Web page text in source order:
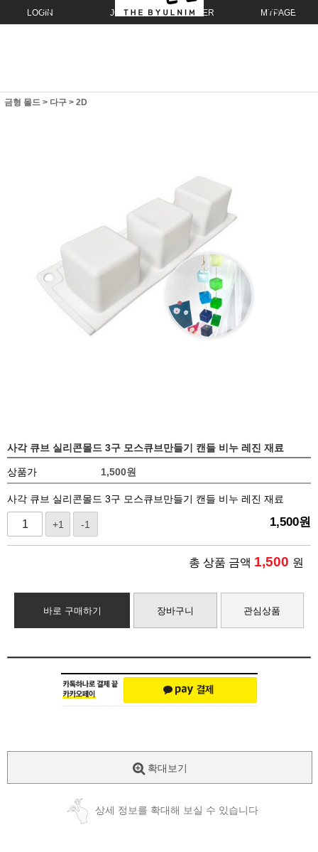
LOGIN JOIN ORDER MYPAGE
금형 몰드 > 다구 > 2D
사각 큐브 실리콘몰드 3구 모스큐브만들기 캔들 비누 레진 재료
상품가 1,500원
사각 큐브 실리콘몰드 3구 모스큐브만들기 캔들 비누 레진 재료
+1 -1 1,500원
총 상품 금액 1,500 원
바로 구매하기 장바구니 관심상품
확대보기
상세 정보를 확대해 보실 수 있습니다